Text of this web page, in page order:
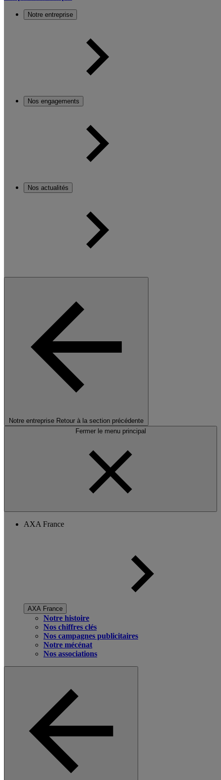
Notre entreprise
Nos engagements
Nos actualités
Notre entreprise Retour à la section précédente
Fermer le menu principal
AXA France
AXA France
Notre histoire
Nos chiffres clés
Nos campagnes publicitaires
Notre mécénat
Nos associations